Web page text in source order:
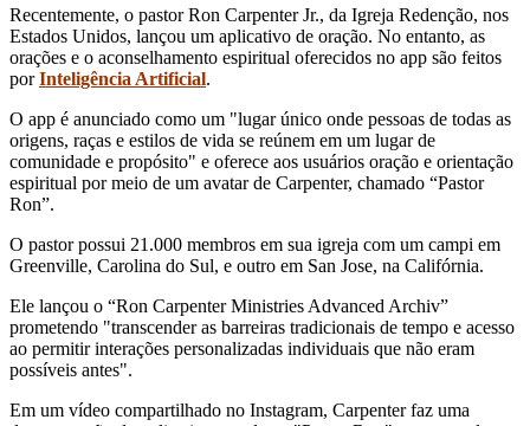
Recentemente, o pastor Ron Carpenter Jr., da Igreja Redenção, nos
Estados Unidos, lançou um aplicativo de oração. No entanto, as
orações e o aconselhamento espiritual oferecidos no app são feitos
por Inteligência Artificial.
O app é anunciado como um "lugar único onde pessoas de todas as
origens, raças e estilos de vida se reúnem em um lugar de
comunidade e propósito" e oferece aos usuários oração e orientação
espiritual por meio de um avatar de Carpenter, chamado “Pastor
Ron”.
O pastor possui 21.000 membros em sua igreja com um campi em
Greenville, Carolina do Sul, e outro em San Jose, na Califórnia.
Ele lançou o “Ron Carpenter Ministries Advanced Archiv”
prometendo "transcender as barreiras tradicionais de tempo e acesso
ao permitir interações personalizadas individuais que não eram
possíveis antes".
Em um vídeo compartilhado no Instagram, Carpenter faz uma